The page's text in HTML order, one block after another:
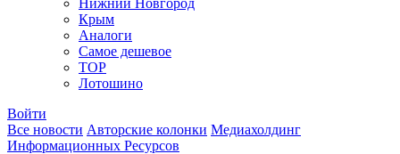
Нижний Новгород
Крым
Аналоги
Самое дешевое
TOP
Лотошино
Войти
Все новости Авторские колонки Медиахолдинг
Информационных Ресурсов